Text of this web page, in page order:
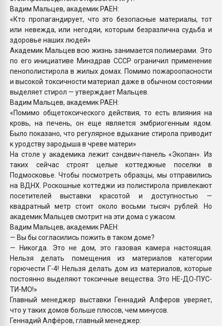
Вадим Мальцев, академик РАЕН:
«Кто пропагандирует, что это безопасные материалы, тот
или невежда, или негодяи, которым безразлична судьба и
здоровье наших людей»
Академик Мальцев всю жизнь занимается полимерами. Это
по его инициативе Минздрав СССР ограничил применение
пенополистирола в жилых домах. Помимо пожароопасности
и высокой токсичности материал даже в обычном состоянии
выделяет стирол — утверждает Мальцев.
Вадим Мальцев, академик РАЕН:
«Помимо общетоксического действия, то есть влияния на
кровь, на печень, он еще является эмбриогенным ядом.
Было показано, что регулярное вдыхание стирола приводит
к уродству зародыша в чреве матери»
На столе у академика лежит сэндвич-панель «Экопан». Из
таких сейчас строят целые коттеджные поселки в
Подмосковье. Чтобы посмотреть образцы, мы отправились
на ВДНХ. Роскошные коттеджи из полистирола привлекают
посетителей выставки красотой и доступностью —
квадратный метр стоит около восьми тысяч рублей. Но
академик Мальцев смотрит на эти дома с ужасом.
Вадим Мальцев, академик РАЕН:
— Вы бы согласились пожить в таком доме?
— Никогда. Это не дом, это газовая камера настоящая.
Нельзя делать помещения из материалов категории
горючести Г-4! Нельзя делать дом из материалов, которые
постоянно выделяют токсичные вещества. Это НЕ-ДО-ПУС-
ТИ-МО!»
Главный менеджер выставки Геннадий Алферов уверяет,
что у таких домов больше плюсов, чем минусов.
Геннадий Алфёров, главный менеджер: